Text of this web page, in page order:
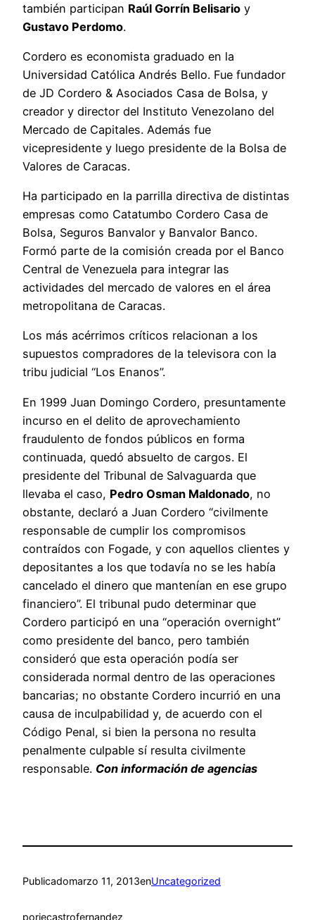
también participan Raúl Gorrín Belisario y
Gustavo Perdomo.
Cordero es economista graduado en la
Universidad Católica Andrés Bello. Fue fundador
de JD Cordero & Asociados Casa de Bolsa, y
creador y director del Instituto Venezolano del
Mercado de Capitales. Además fue
vicepresidente y luego presidente de la Bolsa de
Valores de Caracas.
Ha participado en la parrilla directiva de distintas
empresas como Catatumbo Cordero Casa de
Bolsa, Seguros Banvalor y Banvalor Banco.
Formó parte de la comisión creada por el Banco
Central de Venezuela para integrar las
actividades del mercado de valores en el área
metropolitana de Caracas.
Los más acérrimos críticos relacionan a los
supuestos compradores de la televisora con la
tribu judicial “Los Enanos”.
En 1999 Juan Domingo Cordero, presuntamente
incurso en el delito de aprovechamiento
fraudulento de fondos públicos en forma
continuada, quedó absuelto de cargos. El
presidente del Tribunal de Salvaguarda que
llevaba el caso, Pedro Osman Maldonado, no
obstante, declaró a Juan Cordero “civilmente
responsable de cumplir los compromisos
contraídos con Fogade, y con aquellos clientes y
depositantes a los que todavía no se les había
cancelado el dinero que mantenían en ese grupo
financiero”. El tribunal pudo determinar que
Cordero participó en una “operación overnight”
como presidente del banco, pero también
consideró que esta operación podía ser
considerada normal dentro de las operaciones
bancarias; no obstante Cordero incurrió en una
causa de inculpabilidad y, de acuerdo con el
Código Penal, si bien la persona no resulta
penalmente culpable sí resulta civilmente
responsable. Con información de agencias
Publicadomarzo 11, 2013enUncategorized
porjecastrofernandez